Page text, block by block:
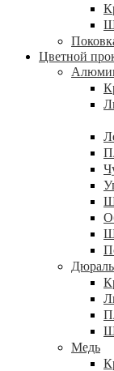
Цветной
Дюраль
Медь